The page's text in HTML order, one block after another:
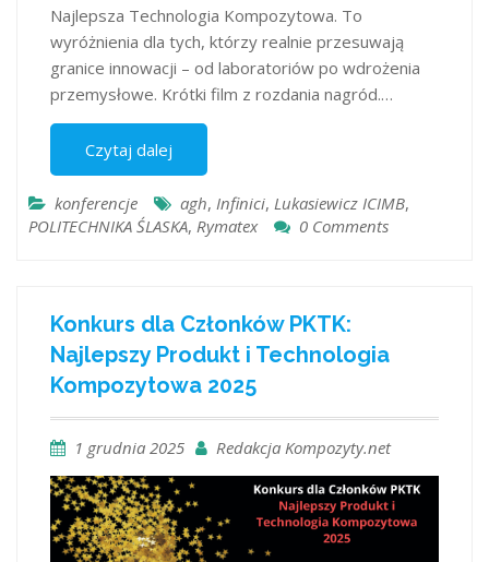
Najlepsza Technologia Kompozytowa. To
wyróżnienia dla tych, którzy realnie przesuwają
granice innowacji – od laboratoriów po wdrożenia
przemysłowe. Krótki film z rozdania nagród.…
Czytaj dalej
konferencje agh, Infinici, Lukasiewicz ICIMB,
POLITECHNIKA ŚLASKA, Rymatex 0 Comments
Konkurs dla Członków PKTK:
Najlepszy Produkt i Technologia
Kompozytowa 2025
1 grudnia 2025 Redakcja Kompozyty.net